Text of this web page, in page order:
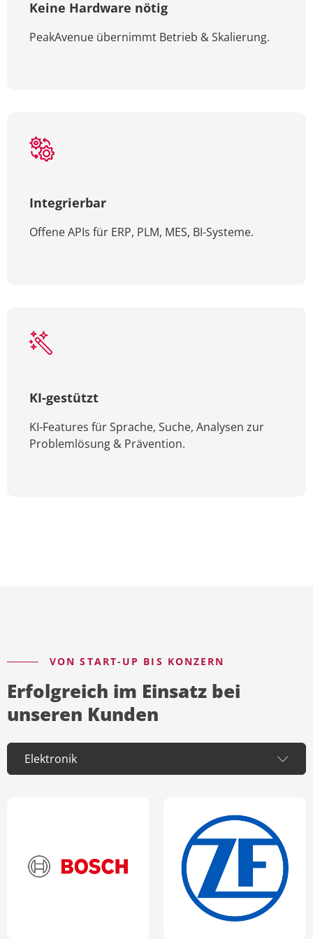
Keine Hardware nötig
PeakAvenue übernimmt Betrieb & Skalierung.
Integrierbar
Offene APIs für ERP, PLM, MES, BI-Systeme.
KI-gestützt
KI-Features für Sprache, Suche, Analysen zur
Problemlösung & Prävention.
VON START-UP BIS KONZERN
Erfolgreich im Einsatz bei
unseren Kunden
Globaler
Friedrichshafen
Führender
Mobilitäts- und
Antriebsspeziali
st